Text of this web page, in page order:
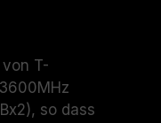
T-
so dass